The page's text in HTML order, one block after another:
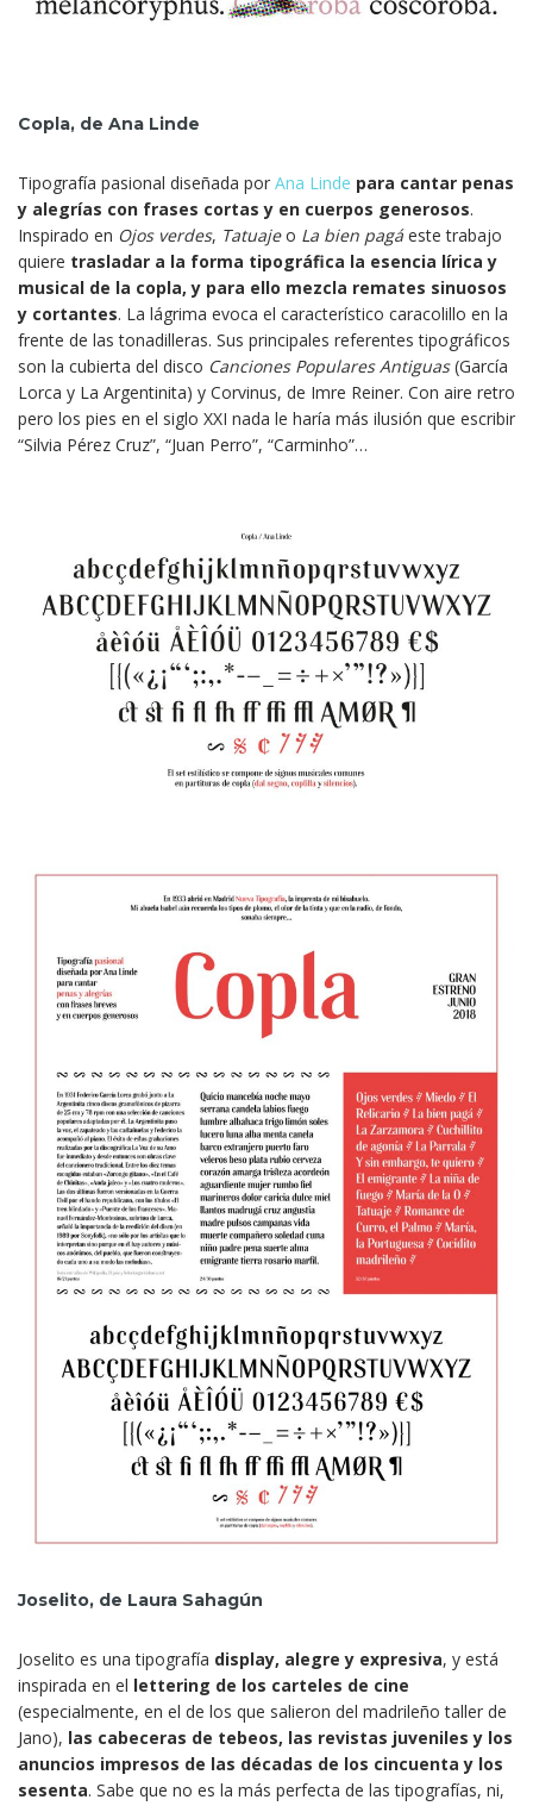
Copla, de Ana Linde
Tipografía pasional diseñada por Ana Linde para cantar penas
y alegrías con frases cortas y en cuerpos generosos.
Inspirado en Ojos verdes, Tatuajeo La bien pagáeste trabajo
quiere trasladar a la forma tipográfica la esencia lírica y
musical de la copla, y para ello mezcla remates sinuosos
y cortantes. La lágrima evoca el característico caracolillo en la
frente de las tonadilleras. Sus principales referentes tipográficos
son la cubierta del disco Canciones Populares Antiguas(García
Lorca y La Argentinita) y Corvinus, de Imre Reiner. Con aire retro
pero los pies en el siglo XXI nada le haría más ilusión que escribir
“Silvia Pérez Cruz”, “Juan Perro”, “Carminho”…
Joselito, de Laura Sahagún
Joselito es una tipografía display, alegre y expresiva, y está
inspirada en el lettering de los carteles de cine
(especialmente, en el de los que salieron del madrileño taller de
Jano), las cabeceras de tebeos, las revistas juveniles y los
anuncios impresos de las décadas de los cincuenta y los
sesenta. Sabe que no es la más perfecta de las tipografías, ni,